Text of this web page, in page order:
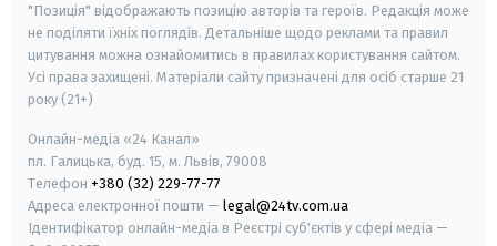
"Позиція" відображають позицію авторів та героїв. Редакція може
не поділяти їхніх поглядів. Детальніше щодо реклами та правил
цитування можна ознайомитись в правилах користування сайтом.
Усі права захищені. Матеріали сайту призначені для осіб старше 21
року (21+)
Онлайн-медіа «24 Канал»
пл. Галицька, буд. 15, м. Львів, 79008
Телефон +380 (32) 229-77-77
Адреса електронної пошти — legal@24tv.com.ua
Ідентифікатор онлайн-медіа в Реєстрі суб'єктів у сфері медіа —